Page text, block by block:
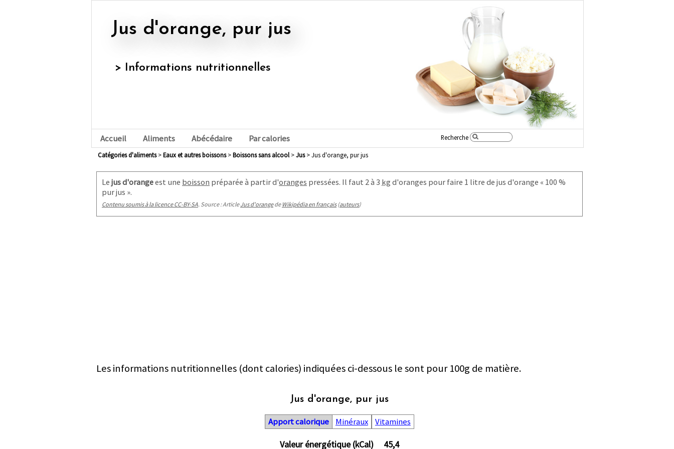
Jus d'orange, pur jus
> Informations nutritionnelles
Accueil Aliments Abécédaire Par calories Recherche
Catégories d'aliments> eaux et autres boissons> boissons sans alcool> jus> Jus d'orange, pur jus
Lejus d'orangeest une boisson préparée à partir d'oranges pressées. Il faut 2 à3 kg d'oranges pour faire 1 litre de jus d'orange « 100 %
pur jus ».
Contenu soumis à la licence CC-BY-SA. Source : ArticleJus d'orangede Wikipédia en français(auteurs)
Les informations nutritionnelles (dont calories) indiquées ci-dessous le sont pour 100g de matière.
Jus d'orange, pur jus
Apport calorique Minéraux Vitamines
Valeur énergétique (kCal) 45,4